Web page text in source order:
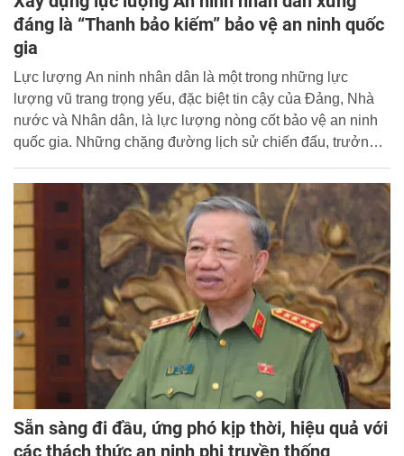
đáng là “Thanh bảo kiếm” bảo vệ an ninh quốc
gia
Lực lượng An ninh nhân dân là một trong những lực
lượng vũ trang trọng yếu, đặc biệt tin cậy của Đảng, Nhà
nước và Nhân dân, là lực lượng nòng cốt bảo vệ an ninh
quốc gia. Những chặng đường lịch sử chiến đấu, trưởng
những trang sử hào hùng, vẻ vang của lực lượng Công an
nhân dân, của dân tộc, của cách mạng và sự phát triển của
đất nước.
Sẵn sàng đi đầu, ứng phó kịp thời, hiệu quả với
các thách thức an ninh phi truyền thống